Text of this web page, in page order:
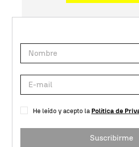
He leído y acepto la Política de
Suscribirme